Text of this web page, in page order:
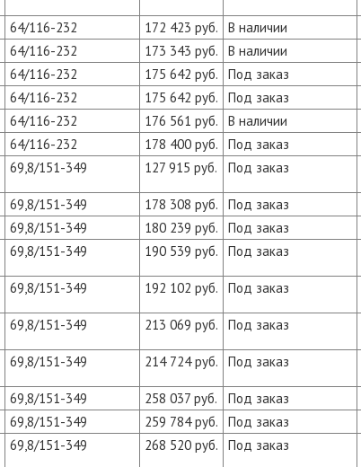
64/116-232 172 423 руб. В наличии
64/116-232 173 343 руб. В наличии
64/116-232 175 642 руб. Под заказ
64/116-232 175 642 руб. Под заказ
64/116-232 176 561 руб. В наличии
64/116-232 178 400 руб. Под заказ
69,8/151-349 127 915 руб. Под заказ
69,8/151-349 178 308 руб. Под заказ
69,8/151-349 180 239 руб. Под заказ
69,8/151-349 190 539 руб. Под заказ
69,8/151-349 192 102 руб. Под заказ
69,8/151-349 213 069 руб. Под заказ
69,8/151-349 214 724 руб. Под заказ
69,8/151-349 258 037 руб. Под заказ
69,8/151-349 259 784 руб. Под заказ
69,8/151-349 268 520 руб. Под заказ